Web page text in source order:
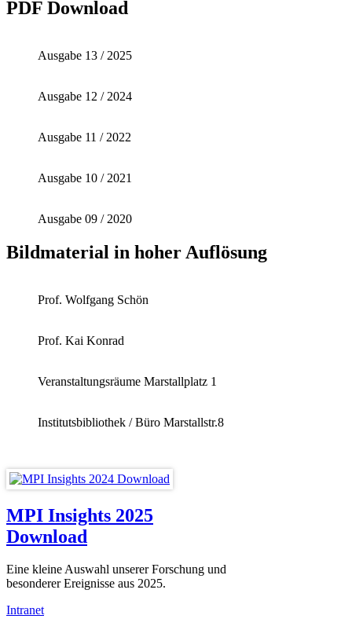
PDF Download
Ausgabe 13 / 2025
Ausgabe 12 / 2024
Ausgabe 11 / 2022
Ausgabe 10 / 2021
Ausgabe 09 / 2020
Bildmaterial in hoher Auflösung
Prof. Wolfgang Schön
Prof. Kai Konrad
Veranstaltungsräume Marstallplatz 1
Institutsbibliothek / Büro Marstallstr.8
MPI Insights 2025
Download
Eine kleine Auswahl unserer Forschung und
besonderer Ereignisse aus 2025.
Intranet